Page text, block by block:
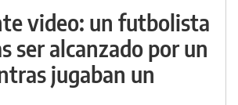
video: un futbolista
ser alcanzado por un
jugaban un